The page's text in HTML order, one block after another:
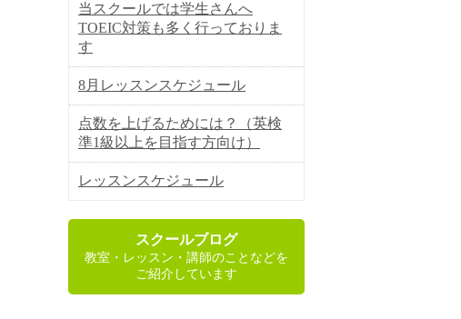
当スクールでは学生さんへ
TOEIC対策も多く行っておりま
す
8月レッスンスケジュール
点数を上げるためには？（英検
準1級以上を目指す方向け）
レッスンスケジュール
スクールブログ
教室・レッスン・講師のことなどを
ご紹介しています